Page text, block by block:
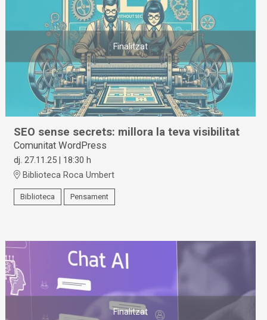
Finalitzat
SEO sense secrets: millora la teva visibilitat
Comunitat WordPress
dj. 27.11.25 | 18:30 h
Biblioteca Roca Umbert
Biblioteca Pensament
Finalitzat